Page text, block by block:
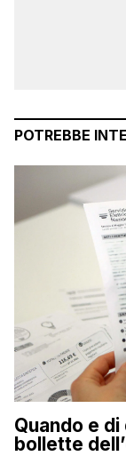
POTREBBE
Quando e
bollette